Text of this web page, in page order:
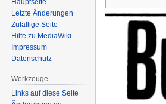
Navigation
springen
Suche
springen
Letzte Änderungen
Zufällige Seite
Hilfe zu MediaWiki
Impressum
Datenschutz
Werkzeuge
Links auf diese Seite